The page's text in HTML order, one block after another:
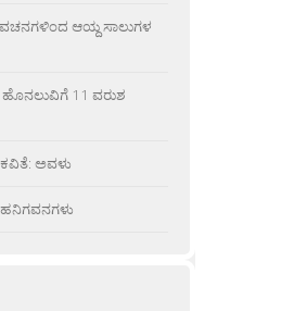
ಆಯ್ದ ಸಾಲುಗಳ
ಹೊನಲುವಿಗೆ 11 ವರುಶ
ಕವಿತೆ: ಅವಳು
ಹನಿಗವನಗಳು